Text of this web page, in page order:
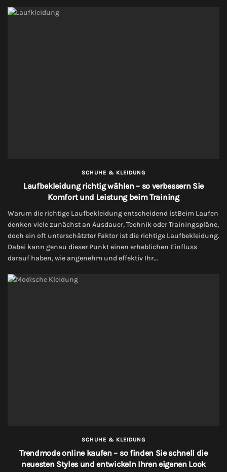
SCHUHE & KLEIDUNG
Laufbekleidung richtig wählen – so verbessern Sie
Komfort und Leistung beim Training
Warum die richtige Laufbekleidung entscheidend istBeim Laufen
denken viele zunächst an Ausdauer, Technik oder Trainingspläne,
doch ein oft unterschätzter Faktor ist die richtige Laufbekleidung.
Dabei kann genau dieser Punkt einen erheblichen Einfluss
darauf haben, wie angenehm und effektiv Ihr...
SCHUHE & KLEIDUNG
Trendmode online kaufen – so finden Sie schnell die
neuesten Styles und entwickeln Ihren eigenen Look